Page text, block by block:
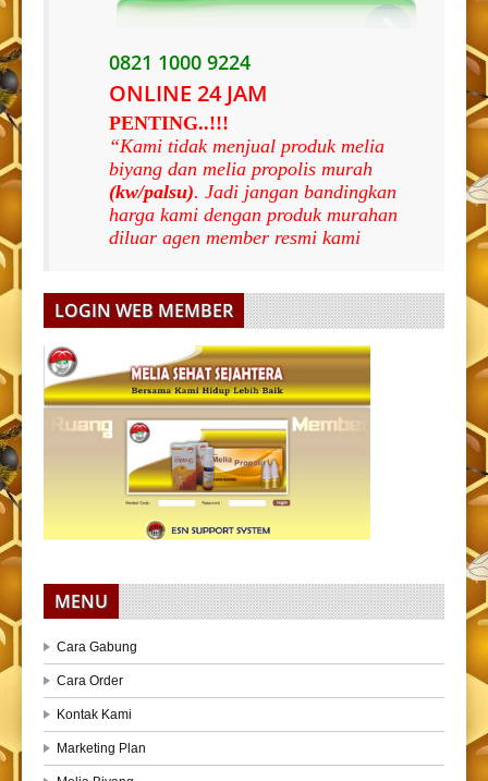
0821 1000 9224
ONLINE 24 JAM
PENTING..!!!
“Kami tidak menjual produk melia
biyang dan melia propolis murah
(kw/palsu). Jadi jangan bandingkan
harga kami dengan produk murahan
diluar agen member resmi kami
LOGIN WEB MEMBER
MENU
Cara Gabung
Cara Order
Kontak Kami
Marketing Plan